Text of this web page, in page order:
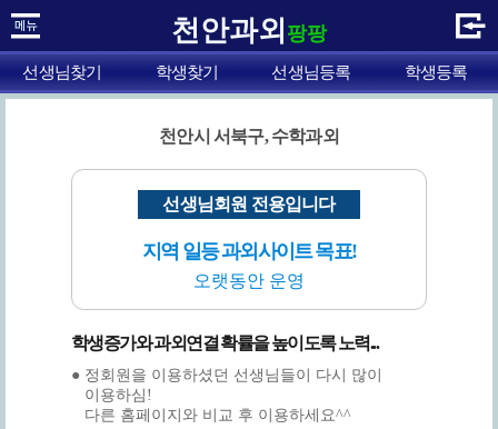
천안과외 팡팡
선생님찾기 학생찾기 선생님등록 학생등록
천안시 서북구, 수학과외
선생님회원 전용입니다
지역 일등 과외사이트 목표!
오랫동안 운영
학생증가와 과외연결 확률을 높이도록 노력...
● 정회원을 이용하셨던 선생님들이 다시 많이
이용하심!
다른 홈페이지와 비교 후 이용하세요^^